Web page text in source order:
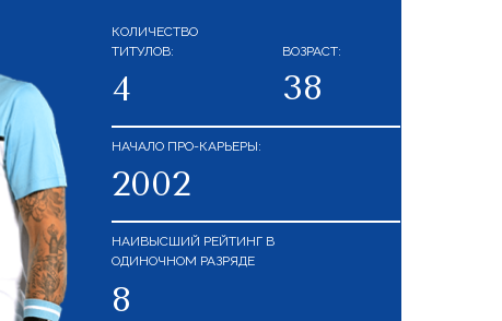
КОЛИЧЕСТВО
ТИТУЛОВ:
НАЧАЛО ПРО-КАРЬЕРЫ:
НАИВЫСШИЙ РЕЙТИНГ В
ОДИНОЧНОМ РАЗРЯДЕ
8
ВОЗРАСТ:
4 38
2002